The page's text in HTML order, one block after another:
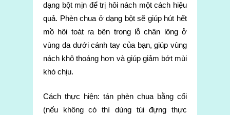
dạng bột mịn để trị hôi nách một cách hiệu
quả. Phèn chua ở dạng bột sẽ giúp hút hết
mồ hôi toát ra bên trong lỗ chân lông ở
vùng da dưới cánh tay của bạn, giúp vùng
nách khô thoáng hơn và giúp giảm bớt mùi
khó chịu.
Cách thực hiện: tán phèn chua bằng cối
(nếu không có thì dùng túi đựng thực